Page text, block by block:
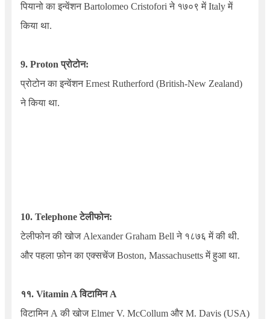
पियानो का इन्वेंशनBartolomeo Cristoforiने १७०९ मेंItalyमें
किया था.
9. Proton प्रोटोन:
प्रोटोन का इन्वेंशनErnest Rutherford (British-New Zealand)
ने किया था.
10. Telephoneटेलीफोन:
टेलीफोन की खोज Alexander Graham Bell ने १८७६ में की थी.
और पहला फ़ोन का एक्सचेंजBoston, Massachusettsमें हुआ था.
११. Vitamin Aविटामिन A
विटामिन A की खोजElmer V. McCollum और M. Davis (USA)